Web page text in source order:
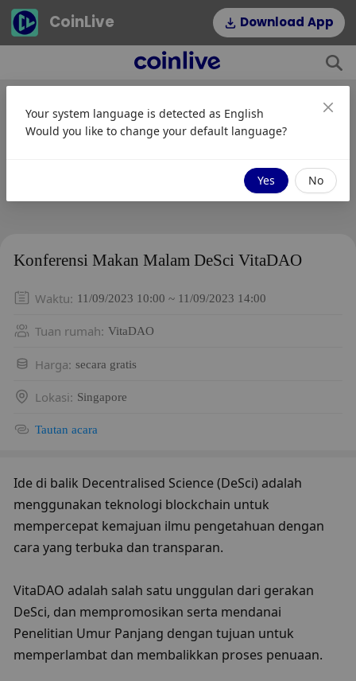
CoinLive Download App
Konferensi Makan Malam DeSci VitaDAO
Waktu: 11/09/2023 10:00 ~ 11/09/2023 14:00
Tuan rumah: VitaDAO
Harga: secara gratis
Lokasi: Singapore
Tautan acara
Ide di balik Decentralised Science (DeSci) adalah
menggunakan teknologi blockchain untuk
mempercepat kemajuan ilmu pengetahuan dengan
cara yang terbuka dan transparan.
VitaDAO adalah salah satu unggulan dari gerakan
DeSci, dan mempromosikan serta mendanai
Penelitian Umur Panjang dengan tujuan untuk
memperlambat dan membalikkan proses penuaan.
Your system language is detected as English
Would you like to change your default language?
Yes No